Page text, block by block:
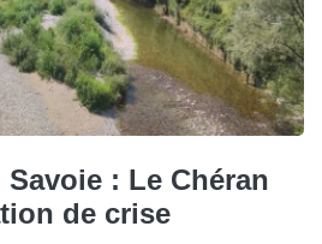
Savoie : Le Chéran
de crise